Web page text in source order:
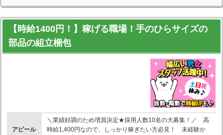
【時給1400円！】稼げる職場！手のひらサイズの
部品の組立梱包
アピール
＼業績好調のため増員決定★採用人数10名の大募集！／ 高
時給1,400円なので、しっかり稼ぎたい方必見！ 未経験か